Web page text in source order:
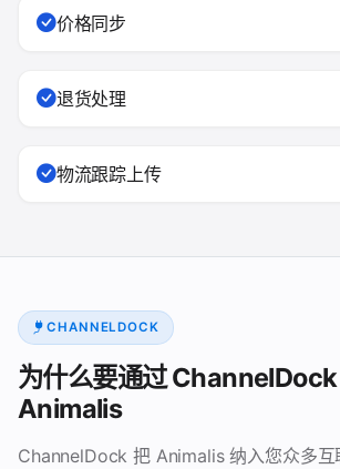
价格同步
退货处理
物流跟踪上传
CHANNELDOCK
为什么要通过
Animalis
ChannelDock 把 Animalis 纳入您众多互